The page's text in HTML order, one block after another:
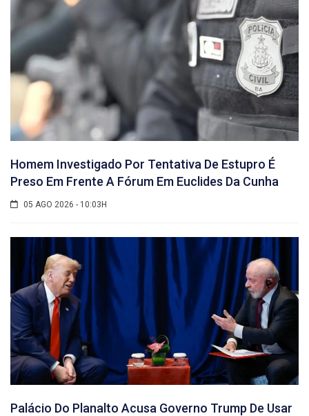
Homem Investigado Por Tentativa De Estupro É
Preso Em Frente A Fórum Em Euclides Da Cunha
05 AGO 2026 - 10:03H
Palácio Do Planalto Acusa Governo Trump De Usar